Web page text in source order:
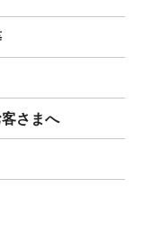
さまへ